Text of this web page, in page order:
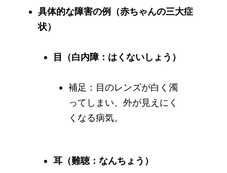
具体的な障害の例（赤ちゃんの三大症
状）
目（白内障：はくないしょう）
補足：目のレンズが白く濁
ってしまい、外が見えにく
くなる病気。
耳（難聴：なんちょう）